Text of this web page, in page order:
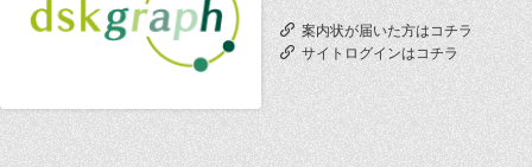
案内状が届いた方はコチラ
サイトログインはコチラ